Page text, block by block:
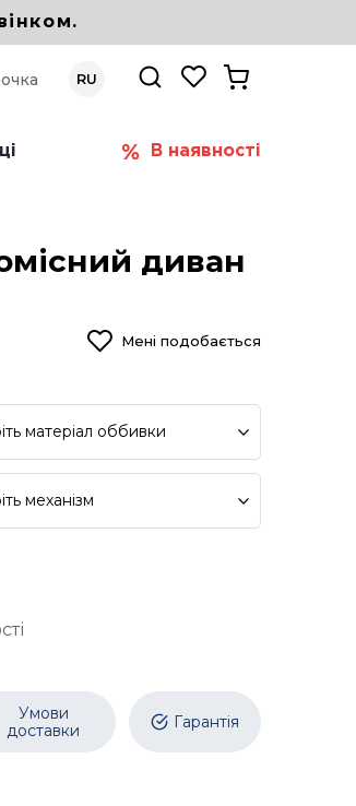
RU
В наявності
диван
Мені подобається
матеріал оббивки
механізм
Умови
доставки
Гарантія